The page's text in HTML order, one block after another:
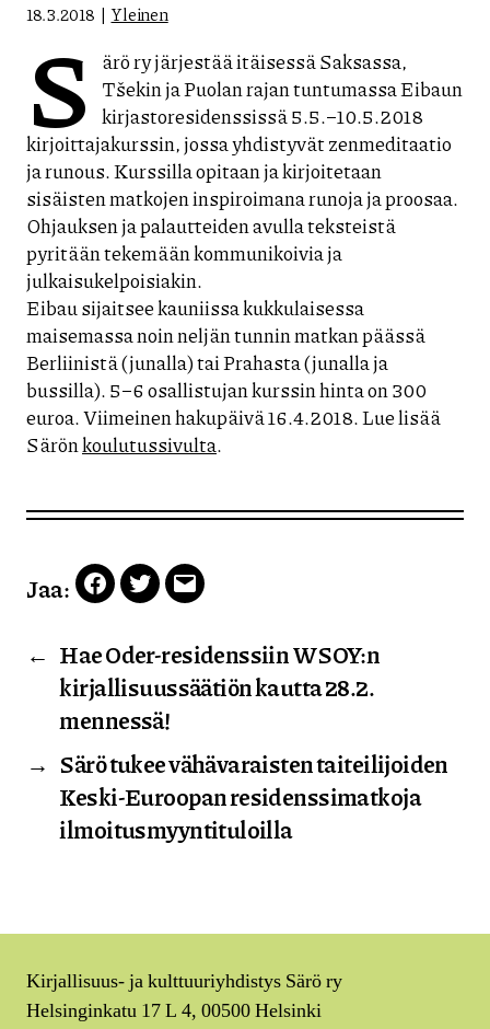
18.3.2018 Yleinen
S
ärö ry järjestää itäisessä Saksassa,
Tšekin ja Puolan rajan tuntumassa Eibaun
kirjastoresidenssissä 5.5.–10.5.2018
kirjoittajakurssin, jossa yhdistyvät zenmeditaatio
ja runous. Kurssilla opitaan ja kirjoitetaan
sisäisten matkojen inspiroimana runoja ja proosaa.
Ohjauksen ja palautteiden avulla teksteistä
pyritään tekemään kommunikoivia ja
julkaisukelpoisiakin.
Eibau sijaitsee kauniissa kukkulaisessa
maisemassa noin neljän tunnin matkan päässä
Berliinistä (junalla) tai Prahasta (junalla ja
bussilla). 5–6 osallistujan kurssin hinta on 300
euroa. Viimeinen hakupäivä 16.4.2018. Lue lisää
Särönkoulutussivulta.
Jaa: Facebook
TwitterEmail
← Hae Oder-residenssiin WSOY:n
kirjallisuussäätiön kautta 28.2.
mennessä!
→ Särö tukee vähävaraisten taiteilijoiden
Keski-Euroopan residenssimatkoja
ilmoitusmyyntituloilla
Kirjallisuus- ja kulttuuriyhdistys Särö ry
Helsinginkatu 17 L 4, 00500 Helsinki